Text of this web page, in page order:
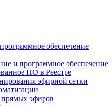
обеспечение
и программное обеспечение
ПО в Реестре
эфирной сетки
прямых эфиров